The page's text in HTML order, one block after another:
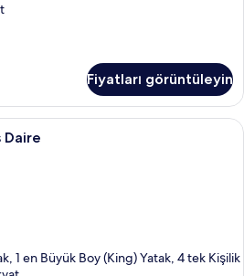
Fiyatları görüntüleyin
Deniz Manzaralı Dubleks Daire |
Daire
1 en Büyük Boy (King) Yatak, 4 tek Kişilik